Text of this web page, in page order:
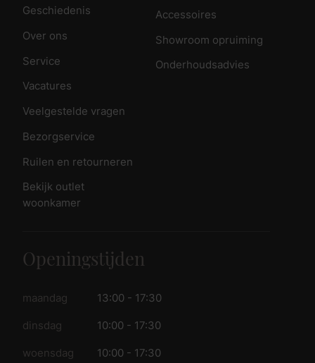
Geschiedenis
Over ons
Service
Vacatures
Veelgestelde vragen
Bezorgservice
Ruilen en retourneren
Bekijk outlet
woonkamer
Accessoires
Showroom opruiming
Onderhoudsadvies
Openingstijden
maandag 13:00 - 17:30
dinsdag 10:00 - 17:30
woensdag 10:00 - 17:30